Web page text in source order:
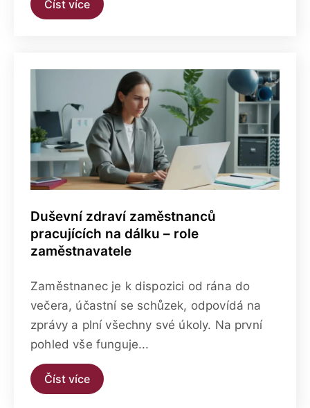
Číst více
Duševní zdraví zaměstnanců
pracujících na dálku – role
zaměstnavatele
Zaměstnanec je k dispozici od rána do
večera, účastní se schůzek, odpovídá na
zprávy a plní všechny své úkoly. Na první
pohled vše funguje...
Číst více